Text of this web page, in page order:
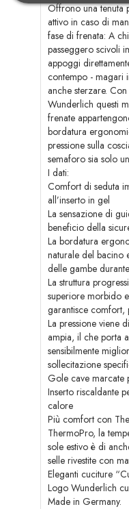
Offrono una tenuta
attivo in caso di
fase di frenata: A
passeggero scivoli
appoggi
contempo - magari
anche sterzare.
Wunderlich questi
frenate
bordatura
pressione sulla
semaforo sia solo
I dati:
Comfort di seduta
all’inserto in gel
La sensazione di
beneficio della
La bordatura
naturale del bacino
delle gambe
La struttura
superiore morbido
garantisce comfort,
La pressione viene
ampia, il che porta
sensibilmente
sollecitazione
Gole cave marcate
Inserto riscaldante
calore
Più comfort con
ThermoPro, la
sole estivo è di
selle rivestite con
Eleganti cuciture
Logo Wunderlich
Made in Germany.